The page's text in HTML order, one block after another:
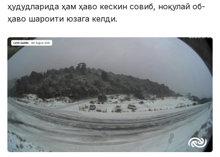
ҳудудларида ҳам ҳаво кескин совиб, ноқулай об-
ҳаво шароити юзага келди.